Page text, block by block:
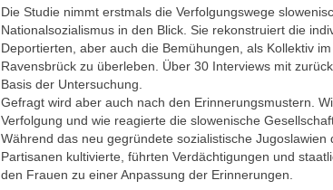
Die Studie nimmt erstmals die Verfolgungswege
Nationalsozialismus in den Blick. Sie rekonstruiert die
Deportierten, aber auch die Bemühungen, als Kollektiv
Ravensbrück zu überleben. Über 30 Interviews mit
Basis der Untersuchung.
Gefragt wird aber auch nach den Erinnerungsmustern.
Verfolgung und wie reagierte die slowenische
Während das neu gegründete sozialistische Jugoslawien
Partisanen kultivierte, führten Verdächtigungen und
den Frauen zu einer Anpassung der Erinnerungen.